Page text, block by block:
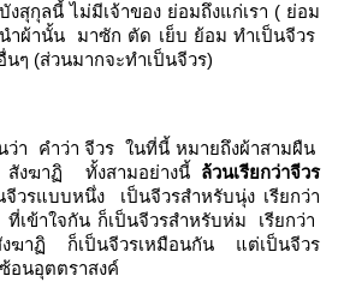
สุกุลนี้ ไม่มีเจ้าของ ย่อมถึงแก่เรา ( ย่อม
ำผ้านั้น
มาซัก ตัด เย็บ ย้อม ทำเป็นจีวร
ๆ (ส่วนมากจะทำเป็นจีวร)
ว่า คำว่า จีวร นที่นี้ หมายถึงผ้าสามผืน
สังฆาฏิ
ทั้งสามอย่างนี้ ล้วนเรียกว่าจีวร
จีวรแบบหนึ่ง
เป็นจีวรสำหรับนุ่ง เรียกว่า
ที่เข้าใจกัน ก็เป็นจีวรสำหรับห่ม
เรียกว่า
ฆาฏิ ก็เป็นจีวรเหมือนกัน
ต่เป็นจีวร
อนอุตตราสงค์